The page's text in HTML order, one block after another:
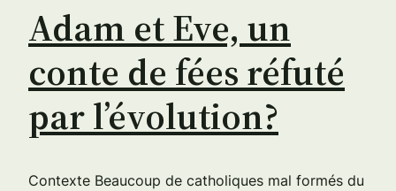
Adam et Eve, un
conte de fées réfuté
par l’évolution?
Contexte Beaucoup de catholiques mal formés du